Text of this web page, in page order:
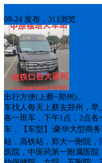
08-24 发布，311浏览
出行方便(上蔡~郑州)...
车找人每天上蔡去郑州，早
各一班车，下午1点，2点
车，【车型】:豪华大型商
站，高铁站，郑大一附院
医院，中医药第一附属医